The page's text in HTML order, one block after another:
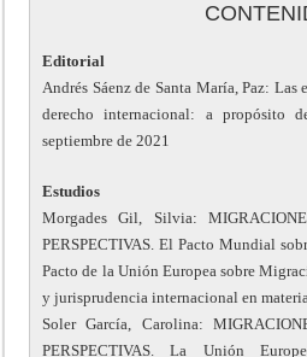
Editorial
Andrés Sáenz de Santa María, Paz: Las
derecho internacional: a propósito
septiembre de 2021
Estudios
Morgades Gil, Silvia:
PERSPECTIVAS. El Pacto Mundial
Pacto de la Unión Europea sobre
y jurisprudencia internacional en
Soler García, Carolina:
PERSPECTIVAS. La Unión